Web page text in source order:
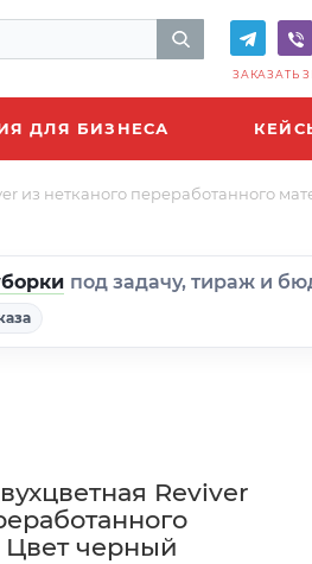
ЗАКАЗАТЬ
ДЛЯ БИЗНЕСА
из нетканого переработанного
под задачу, тираж и
Reviver
Цвет черный